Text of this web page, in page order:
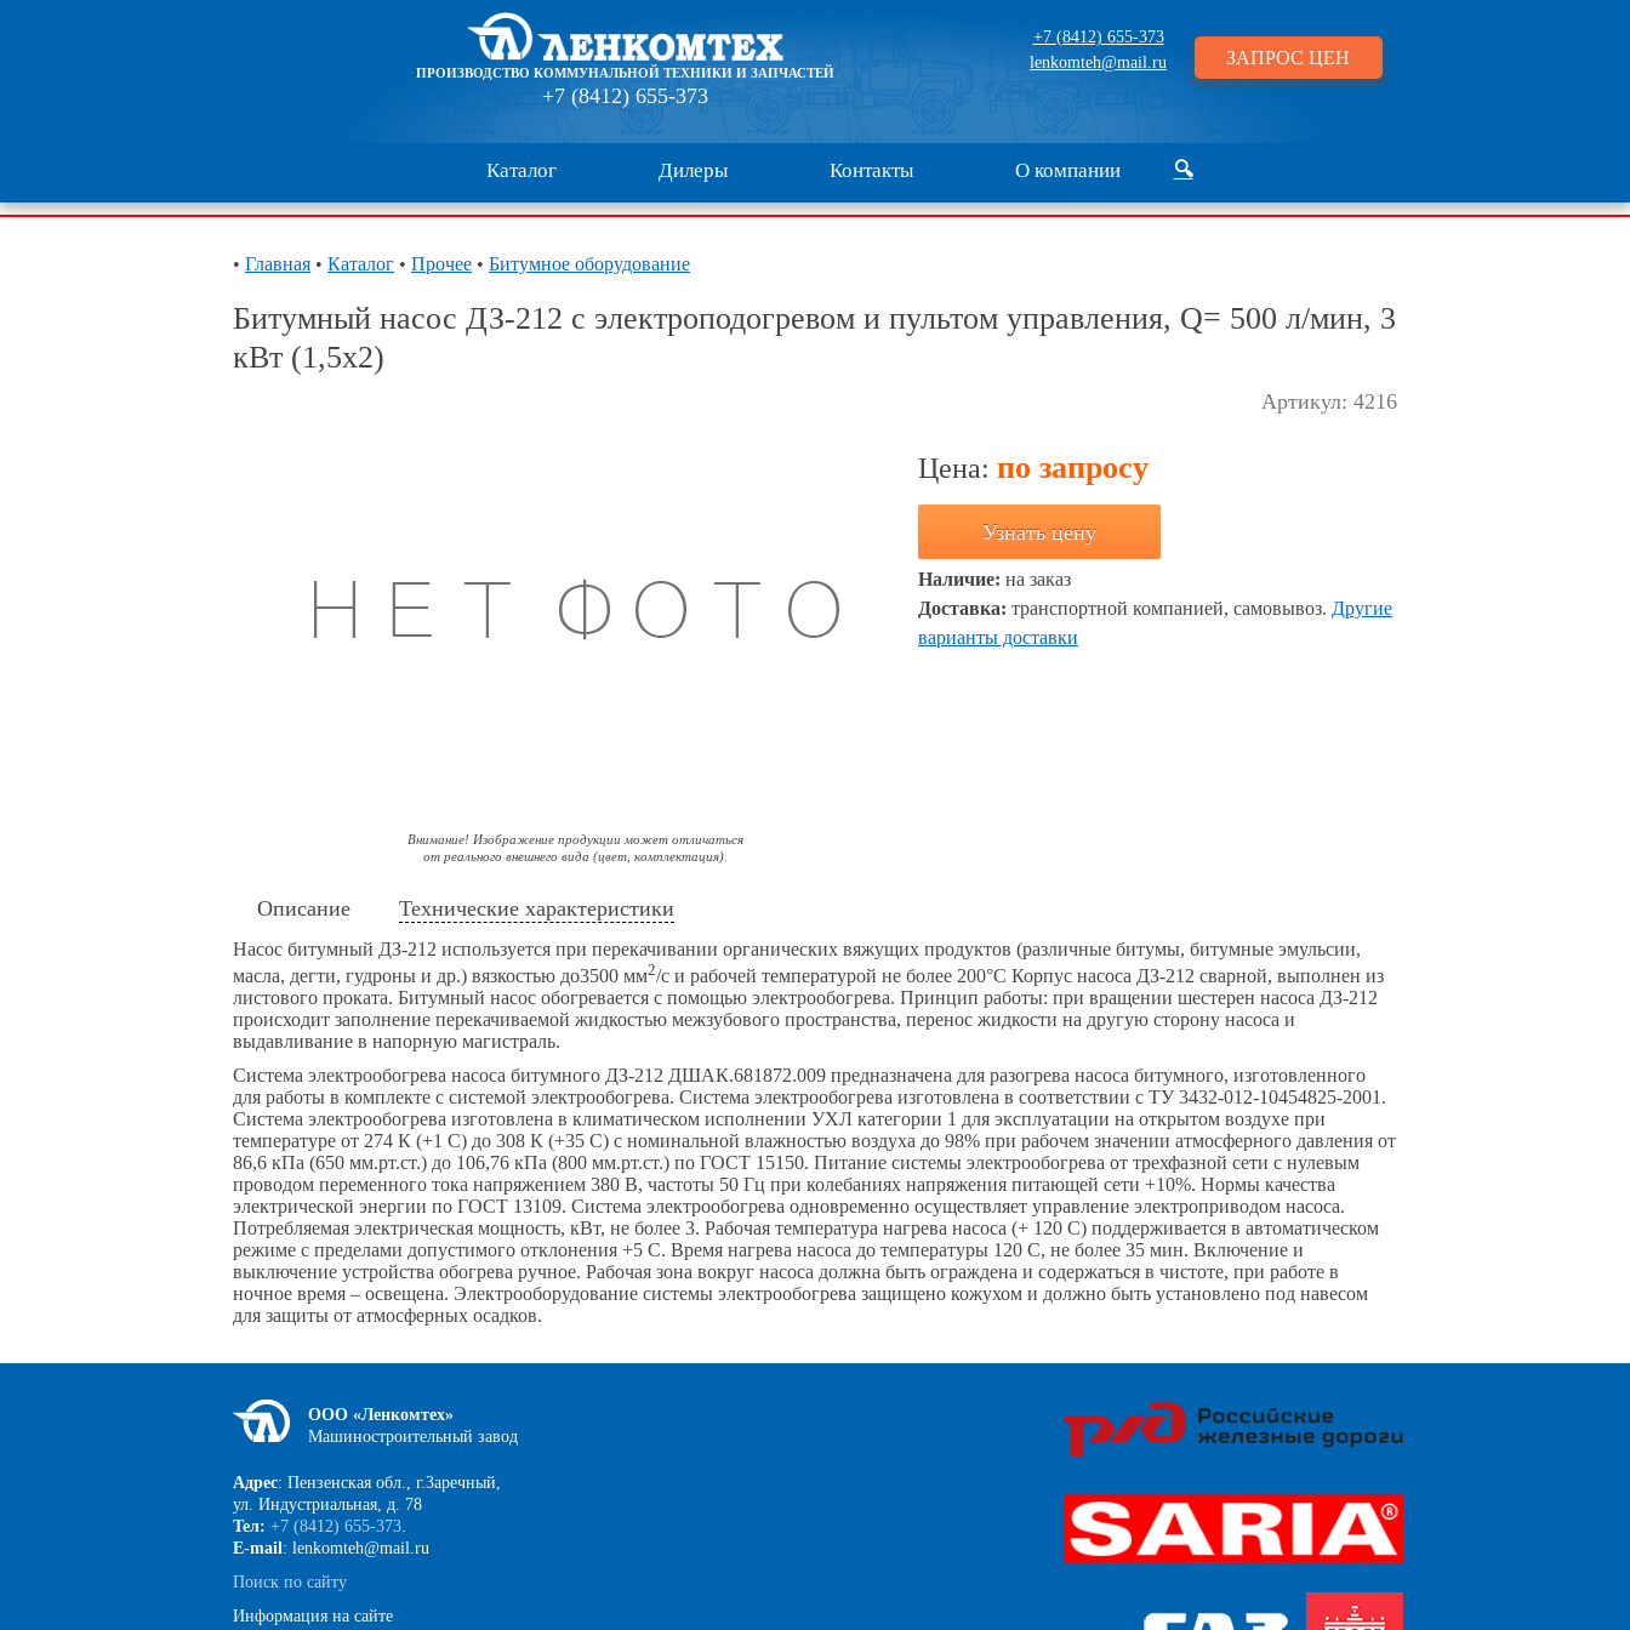
ПРОИЗВОДСТВО КОММУНАЛЬНОЙ ТЕХНИКИ И ЗАПЧАСТЕЙ
+7 (8412) 655-373
+7 (8412) 655-373
lenkomteh@mail.ru
ЗАПРОС ЦЕН
Каталог Дилеры Контакты О компании 🔍
• Главная • Каталог • Прочее • Битумное оборудование
Битумный насос ДЗ-212 с электроподогревом и пультом управления, Q= 500 л/мин, 3
кВт (1,5х2)
Внимание! Изображение продукции может отличаться
от реального внешнего вида (цвет, комплектация).
Артикул: 4216
Цена: по запросу
Узнать цену
Наличие: на заказ
Доставка: транспортной компанией, самовывоз. Другие
варианты доставки
Описание Технические характеристики
Насос битумный ДЗ-212 используется при перекачивании органических вяжущих продуктов (различные битумы, битумные эмульсии,
масла, дегти, гудроны и др.) вязкостью до3500 мм2/с и рабочей температурой не более 200°C Корпус насоса ДЗ-212 сварной, выполнен из
листового проката. Битумный насос обогревается с помощью электрообогрева. Принцип работы: при вращении шестерен насоса ДЗ-212
происходит заполнение перекачиваемой жидкостью межзубового пространства, перенос жидкости на другую сторону насоса и
выдавливание в напорную магистраль.
Система электрообогрева насоса битумного ДЗ-212 ДШАК.681872.009 предназначена для разогрева насоса битумного, изготовленного
для работы в комплекте с системой электрообогрева. Система электрообогрева изготовлена в соответствии с ТУ 3432-012-10454825-2001.
Система электрообогрева изготовлена в климатическом исполнении УХЛ категории 1 для эксплуатации на открытом воздухе при
температуре от 274 К (+1 С) до 308 К (+35 С) с номинальной влажностью воздуха до 98% при рабочем значении атмосферного давления от
86,6 кПа (650 мм.рт.ст.) до 106,76 кПа (800 мм.рт.ст.) по ГОСТ 15150. Питание системы электрообогрева от трехфазной сети с нулевым
проводом переменного тока напряжением 380 В, частоты 50 Гц при колебаниях напряжения питающей сети +10%. Нормы качества
электрической энергии по ГОСТ 13109. Система электрообогрева одновременно осуществляет управление электроприводом насоса.
Потребляемая электрическая мощность, кВт, не более 3. Рабочая температура нагрева насоса (+ 120 С) поддерживается в автоматическом
режиме с пределами допустимого отклонения +5 С. Время нагрева насоса до температуры 120 С, не более 35 мин. Включение и
выключение устройства обогрева ручное. Рабочая зона вокруг насоса должна быть ограждена и содержаться в чистоте, при работе в
ночное время – освещена. Электрооборудование системы электрообогрева защищено кожухом и должно быть установлено под навесом
для защиты от атмосферных осадков.
ООО «Ленкомтех»
Машиностроительный завод
Адрес: Пензенская обл., г.Заречный,
ул. Индустриальная, д. 78
Тел: +7 (8412) 655-373.
E-mail: lenkomteh@mail.ru
Поиск по сайту
Информация на сайте